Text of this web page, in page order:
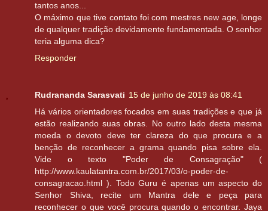
tantos anos...
O máximo que tive contato foi com mestres new age, longe
de qualquer tradição devidamente fundamentada. O senhor
teria alguma dica?
Responder
Rudrananda Sarasvati 15 de junho de 2019 às 08:41
Há vários orientadores focados em suas tradições e que já
estão realizando suas obras. No outro lado desta mesma
moeda o devoto deve ter clareza do que procura e a
benção de reconhecer a grama quando pisa sobre ela.
Vide o texto "Poder de Consagração" (
http://www.kaulatantra.com.br/2017/03/o-poder-de-
consagracao.html ). Todo Guru é apenas um aspecto do
Senhor Shiva, recite um Mantra dele e peça para
reconhecer o que você procura quando o encontrar. Jaya